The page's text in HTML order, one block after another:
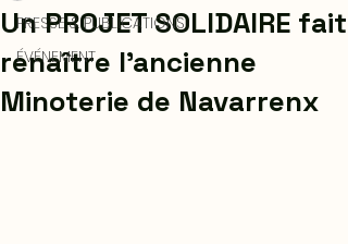
PRESSE & PUBLICATIONS
ÉVÉNEMENT
Un PROJET SOLIDAIRE fait
renaître l’ancienne
Minoterie de Navarrenx